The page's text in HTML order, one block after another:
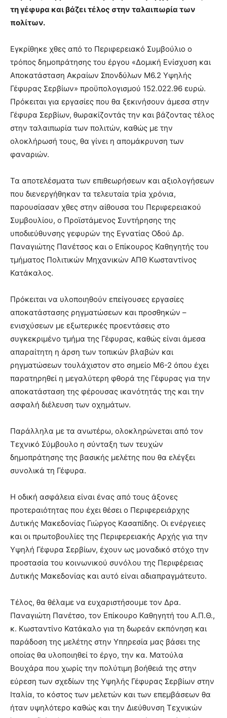
τη γέφυρα και βάζει τέλος στην ταλαιπωρία των
πολίτων.
Εγκρίθηκε χθες από το Περιφερειακό Συμβούλιο ο
τρόπος δημοπράτησης του έργου «Δομική Ενίσχυση και
Αποκατάσταση Ακραίων Σπονδύλων Μ6.2 Υψηλής
Γέφυρας Σερβίων» προϋπολογισμού 152.022.96 ευρώ.
Πρόκειται για εργασίες που θα ξεκινήσουν άμεσα στην
Γέφυρα Σερβίων, θωρακίζοντάς την και βάζοντας τέλος
στην ταλαιπωρία των πολιτών, καθώς με την
ολοκλήρωσή τους, θα γίνει η απομάκρυνση των
φαναριών.
Τα αποτελέσματα των επιθεωρήσεων και αξιολογήσεων
που διενεργήθηκαν τα τελευταία τρία χρόνια,
παρουσίασαν χθες στην αίθουσα του Περιφερειακού
Συμβουλίου, ο Προϊστάμενος Συντήρησης της
υποδιεύθυνσης γεφυρών της Εγνατίας Οδού Δρ.
Παναγιώτης Πανέτσος και ο Επίκουρος Καθηγητής του
τμήματος Πολιτικών Μηχανικών ΑΠΘ Κωσταντίνος
Κατάκαλος.
Πρόκειται να υλοποιηθούν επείγουσες εργασίες
αποκατάστασης ρηγματώσεων και προσθηκών –
ενισχύσεων με εξωτερικές προεντάσεις στο
συγκεκριμένο τμήμα της Γέφυρας, καθώς είναι άμεσα
απαραίτητη η άρση των τοπικών βλαβών και
ρηγματώσεων τουλάχιστον στο σημείο Μ6-2 όπου έχει
παρατηρηθεί η μεγαλύτερη φθορά της Γέφυρας για την
αποκατάσταση της φέρουσας ικανότητάς της και την
ασφαλή διέλευση των οχημάτων.
Παράλληλα με τα ανωτέρω, ολοκληρώνεται από τον
Τεχνικό Σύμβουλο η σύνταξη των τευχών
δημοπράτησης της βασικής μελέτης που θα ελέγξει
συνολικά τη Γέφυρα.
Η οδική ασφάλεια είναι ένας από τους άξονες
προτεραιότητας που έχει θέσει ο Περιφερειάρχης
Δυτικής Μακεδονίας Γιώργος Κασαπίδης. Οι ενέργειες
και οι πρωτοβουλίες της Περιφερειακής Αρχής για την
Υψηλή Γέφυρα Σερβίων, έχουν ως μοναδικό στόχο την
προστασία του κοινωνικού συνόλου της Περιφέρειας
Δυτικής Μακεδονίας και αυτό είναι αδιαπραγμάτευτο.
Τέλος, θα θέλαμε να ευχαριστήσουμε τον Δρα.
Παναγιώτη Πανέτσο, τον Επίκουρο Καθηγητή του Α.Π.Θ.,
κ. Κωσταντίνο Κατάκαλο για τη δωρεάν εκπόνηση και
παράδοση της μελέτης στην Υπηρεσία μας βάσει της
οποίας θα υλοποιηθεί το έργο, την κα. Ματούλα
Βουχάρα που χωρίς την πολύτιμη βοήθειά της στην
εύρεση των σχεδίων της Υψηλής Γέφυρας Σερβίων στην
Ιταλία, το κόστος των μελετών και των επεμβάσεων θα
ήταν υψηλότερο καθώς και την Διεύθυνση Τεχνικών